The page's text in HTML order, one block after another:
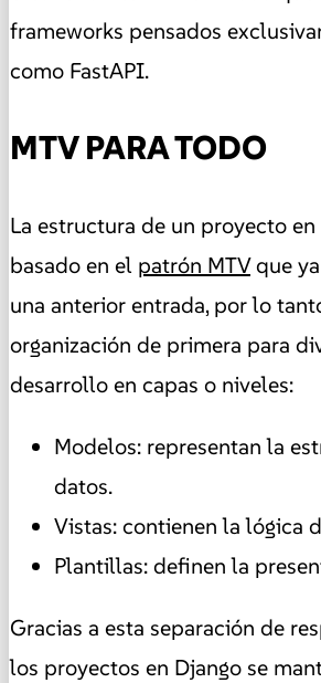
frameworks pensados
como FastAPI.
MTV PARA TODO
La estructura de un proyecto en
basado en el patrón MTVque
una anterior entrada, por lo
organización de primera para
desarrollo en capas o niveles:
Modelos: representan la
datos.
Vistas: contienen la lógica
Plantillas: definen la
Gracias a esta separación de
los proyectos en Django se